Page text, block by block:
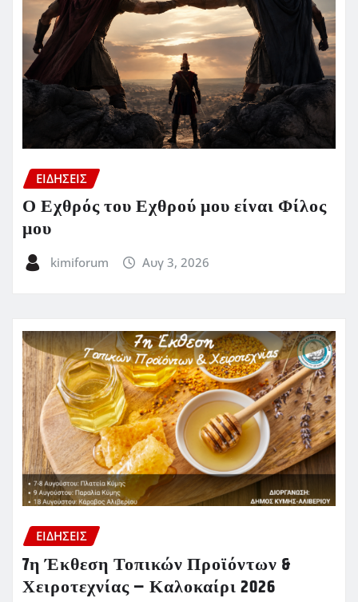
ΕΙΔΗΣΕΙΣ
Ο Εχθρός του Εχθρού μου είναι Φίλος
μου
kimiforum Αυγ 3, 2026
ΕΙΔΗΣΕΙΣ
7η Έκθεση Τοπικών Προϊόντων &
Χειροτεχνίας – Καλοκαίρι 2026